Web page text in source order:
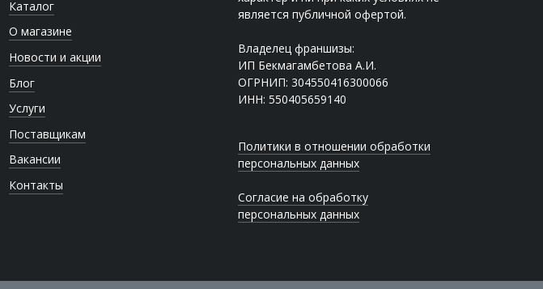
Каталог
О магазине
Новости и акции
Блог
Услуги
Поставщикам
Вакансии
Контакты
является публичной офертой.
Владелец франшизы:
ИП Бекмагамбетова А.И.
ОГРНИП: 304550416300066
ИНН: 550405659140
Политики в отношении обработки
персональных данных
Согласие на обработку
персональных данных